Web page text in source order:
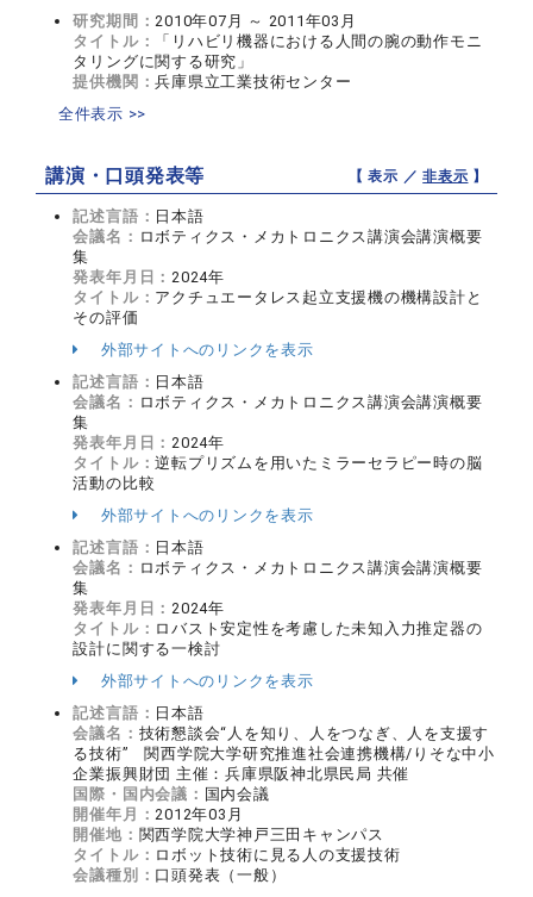
研究期間：2010年07月 ～ 2011年03月
タイトル：
「リハビリ機器における人間の腕の動作モニ
タリングに関する研究」
提供機関：兵庫県立工業技術センター
全件表示 >>
講演・口頭発表等 【 表示 ／非表示 】
記述言語： 日本語
会議名： ロボティクス・メカトロニクス講演会講演概要
集
発表年月日：2024年
タイトル： アクチュエータレス起立支援機の機構設計と
その評価
外部サイトへのリンクを表示
記述言語： 日本語
会議名： ロボティクス・メカトロニクス講演会講演概要
集
発表年月日：2024年
タイトル：逆転プリズムを用いたミラーセラピー時の脳
活動の比較
外部サイトへのリンクを表示
記述言語： 日本語
会議名： ロボティクス・メカトロニクス講演会講演概要
集
発表年月日：2024年
タイトル： ロバスト安定性を考慮した未知入力推定器の
設計に関する一検討
外部サイトへのリンクを表示
記述言語： 日本語
会議名： 技術懇談会“人を知り、人をつなぎ、人を支援す
る技術” 関西学院大学研究推進社会連携機構/りそな中小
企業振興財団 主催：兵庫県阪神北県民局 共催
国際・国内会議： 国内会議
開催年月：2012年03月
開催地： 関西学院大学神戸三田キャンパス
タイトル： ロボット技術に見る人の支援技術
会議種別： 口頭発表（一般）